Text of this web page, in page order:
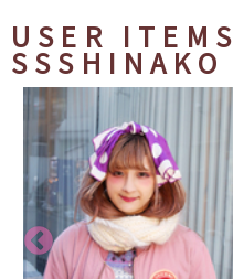
USER ITEMS
SSSHINAKO